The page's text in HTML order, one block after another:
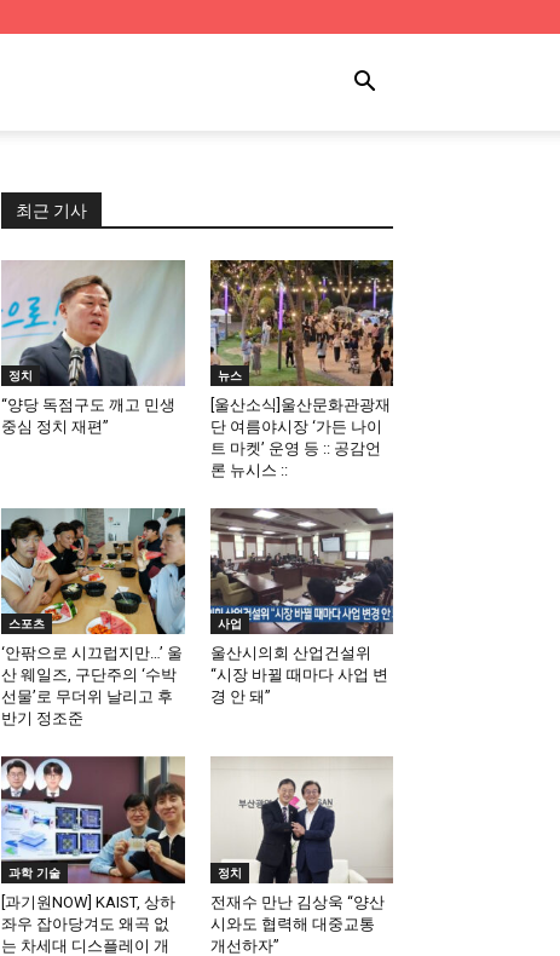
최근 기사
정치
“양당 독점구도 깨고 민생
중심 정치 재편”
뉴스
[울산소식]울산문화관광재
단 여름야시장 ‘가든 나이
트 마켓’ 운영 등 :: 공감언
론 뉴시스 ::
스포츠
‘안팎으로 시끄럽지만…’ 울
산 웨일즈, 구단주의 ‘수박
선물’로 무더위 날리고 후
반기 정조준
사업
울산시의회 산업건설위
“시장 바뀔 때마다 사업 변
경 안 돼”
과학 기술
[과기원NOW] KAIST, 상하
좌우 잡아당겨도 왜곡 없
는 차세대 디스플레이 개
정치
전재수 만난 김상욱 “양산
시와도 협력해 대중교통
개선하자”